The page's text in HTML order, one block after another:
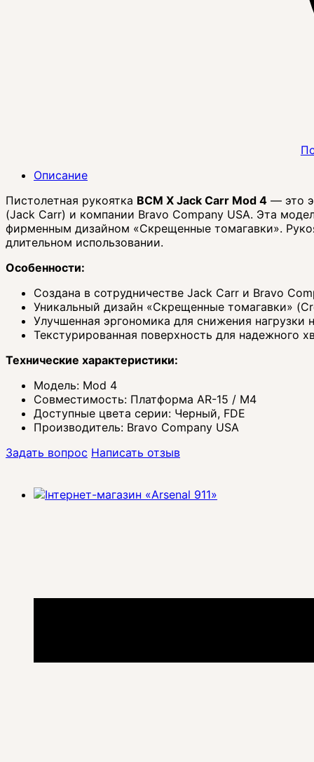
Описание
Пистолетная рукоятка BCM X Jack Carr Mod 4 — это
(Jack Carr) и компании Bravo Company USA. Эта
фирменным дизайном «Скрещенные томагавки».
длительном использовании.
Особенности:
Создана в сотрудничестве Jack Carr и Bravo
Уникальный дизайн «Скрещенные томагавки»
Улучшенная эргономика для снижения нагрузки
Текстурированная поверхность для надежного
Технические характеристики:
Модель: Mod 4
Совместимость: Платформа AR-15 / M4
Доступные цвета серии: Черный, FDE
Производитель: Bravo Company USA
Задать вопрос Написать отзыв